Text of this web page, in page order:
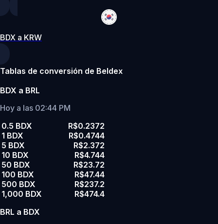
BDX a KRW
Tablas de conversión de Beldex
BDX a BRL
Hoy a las 02:44 PM
0.5 BDX
R$0.2372
1 BDX
R$0.4744
5 BDX
R$2.372
10 BDX
R$4.744
50 BDX
R$23.72
100 BDX
R$47.44
500 BDX
R$237.2
1,000 BDX
R$474.4
BRL a BDX